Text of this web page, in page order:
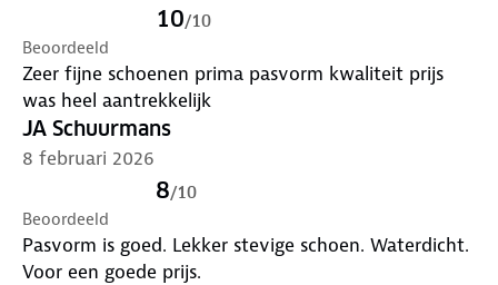
10/10
Beoordeeld
Zeer fijne schoenen prima pasvorm kwaliteit prijs
was heel aantrekkelijk
JA Schuurmans
8 februari 2026
8/10
Beoordeeld
Pasvorm is goed. Lekker stevige schoen. Waterdicht.
Voor een goede prijs.